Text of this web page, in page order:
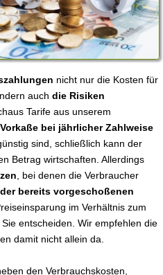
nicht nur die Kosten für
auch die Risiken
Tarife aus unserem
bei jährlicher Zahlweise
sind, schließlich kann der
Betrag wirtschaften. Allerdings
, bei denen die Verbraucher
bereits vorgeschoßenen
im Verhältnis zum
entscheiden. Wir empfehlen die
damit nicht allein da.
den Verbrauchskosten,